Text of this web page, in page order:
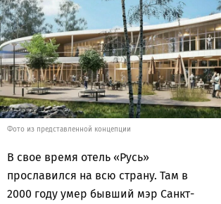
Фото из представленной концепции
В свое время отель «Русь»
прославился на всю страну. Там в
2000 году умер бывший мэр Санкт-